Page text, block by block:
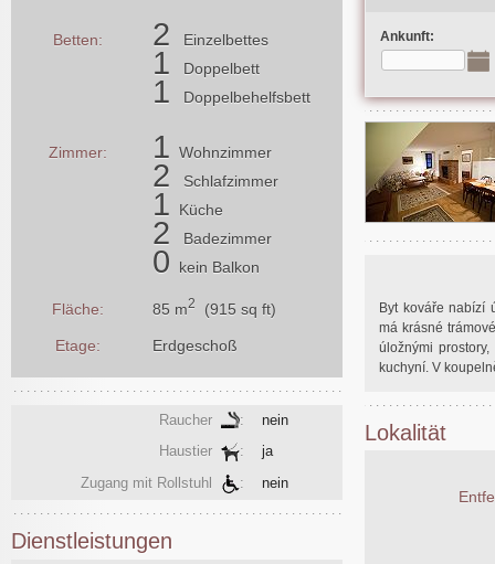
Ankunft:
Byt kováře nabízí
má krásné
úložnými
kuchyní. V
Lokalität
Betten: 2 Einzelbettes
1 Doppelbett
1 Doppelbehelfsbett
Zimmer: 1 Wohnzimmer
2 Schlafzimmer
1 Küche
2 Badezimmer
0 kein Balkon
Fläche: 85 m2 (915 sq ft)
Etage: Erdgeschoß
Raucher :
nein
Haustier
:
ja
Zugang mit Rollstuhl
: nein
Dienstleistungen